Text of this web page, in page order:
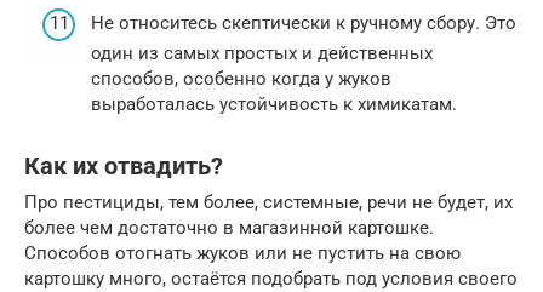
Не относитесь скептически к ручному сбору. Это
один из самых простых и действенных
способов, особенно когда у жуков
выработалась устойчивость к химикатам.
Как их отвадить?
Про пестициды, тем более, системные, речи не будет, их
более чем достаточно в магазинной картошке.
Способов отогнать жуков или не пустить на свою
картошку много, остаётся подобрать под условия своего